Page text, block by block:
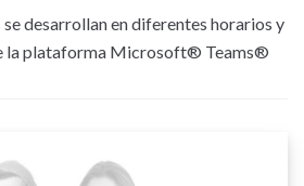
desarrollan en diferentes horarios y
la plataforma Microsoft® Teams®